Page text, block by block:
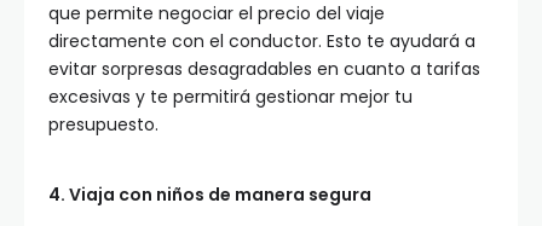
que permite negociar el precio del viaje
directamente con el conductor. Esto te ayudará a
evitar sorpresas desagradables en cuanto a tarifas
excesivas y te permitirá gestionar mejor tu
presupuesto.
4. Viaja con niños de manera segura